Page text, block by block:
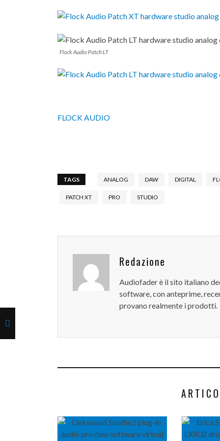
Flock Audio Patch LT
FLOCK AUDIO
TAGS ANALOG DAW DIGITAL
PATCH XT PRO STUDIO
Redazione
Audiofader è il sito italiano
software, con anteprime,
provano realmente i prodotti.